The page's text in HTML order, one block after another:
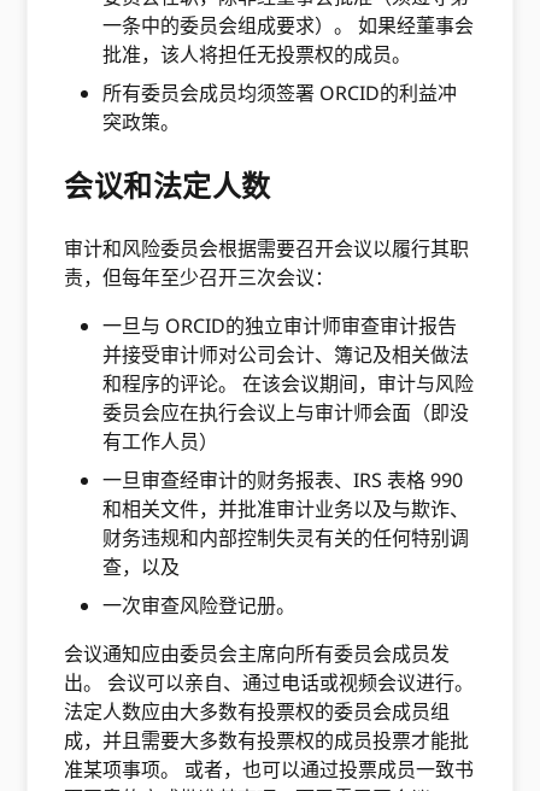
一条中的委员会组成要求）。 如果经董事会
批准，该人将担任无投票权的成员。
所有委员会成员均须签署 ORCID的利益冲
突政策。
会议和法定人数
审计和风险委员会根据需要召开会议以履行其职
责，但每年至少召开三次会议：
一旦与 ORCID的独立审计师审查审计报告
并接受审计师对公司会计、簿记及相关做法
和程序的评论。 在该会议期间，审计与风险
委员会应在执行会议上与审计师会面（即没
有工作人员）
一旦审查经审计的财务报表、IRS 表格 990
和相关文件，并批准审计业务以及与欺诈、
财务违规和内部控制失灵有关的任何特别调
查，以及
一次审查风险登记册。
会议通知应由委员会主席向所有委员会成员发
出。 会议可以亲自、通过电话或视频会议进行。
法定人数应由大多数有投票权的委员会成员组
成，并且需要大多数有投票权的成员投票才能批
准某项事项。 或者，也可以通过投票成员一致书